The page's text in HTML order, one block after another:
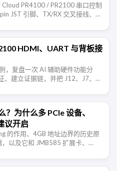
PR4100 / PR2100 串口控制
JST 引脚、TX/RX 交叉接线、
HDMI、UART 与背板接
，复盘一次 AI 辅助硬件功能分
建立证据链，并把 J12、J7、
单。
为什么多 PCIe 设备、
议开启
的作用、4GB 地址边界的历史原
以及它和 JMB585 扩展卡、